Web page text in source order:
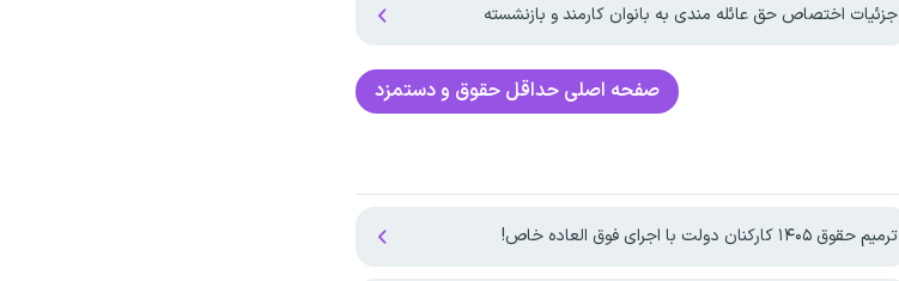
جزئیات اختصاص حق عائله مندی به بانوان کارمند و بازنشسته
صفحه اصلیحداقل حقوق و دستمزد
ترمیم حقوق ۱۴۰۵ کارکنان دولت با اجرای فوق العاده خاص!